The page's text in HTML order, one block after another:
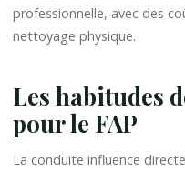
professionnelle, avec des
nettoyage physique.
Les habitudes
pour le FAP
La conduite influence